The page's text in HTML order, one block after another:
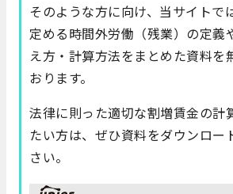
そのような方に向け、当サイトで
定める時間外労働（残業）の定義
え方・計算方法をまとめた資料を
おります。
法律に則った適切な割増賃金の計
たい方は、ぜひ資料をダウンロー
さい。